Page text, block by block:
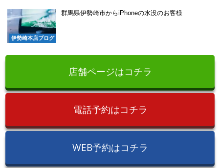
伊勢崎本店ブログ
群馬県伊勢崎市からiPhoneの水没のお客様
店舗ページはコチラ
電話予約はコチラ
WEB予約はコチラ